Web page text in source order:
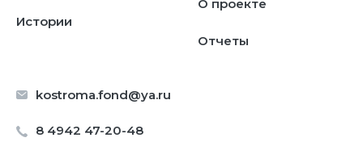
kostroma.fond@ya.ru
8 4942 47-20-48
Истории
О проекте
Отчеты